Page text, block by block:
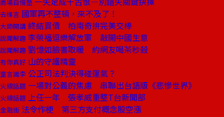
商場自慢塾
去梯言 國軍再不整頓，來不及了！
大師開講 終結買債 柏南奇拚完美交棒
說聞解趣 李榮福逗樂解放軍 敲開中國生意
說聞解趣 劉憶如臉書取暖 約網友喝茶秒殺
有你真好 山的守護精靈
童言識李 公正司法判決得碰運氣？
火線話題 一場對公義的焦慮 串聯出台語版《悲慘世界》
火線話題 上任一年 張孝威重整T台新聞部
金融街 法令作梗 第三方支付概念股空漲